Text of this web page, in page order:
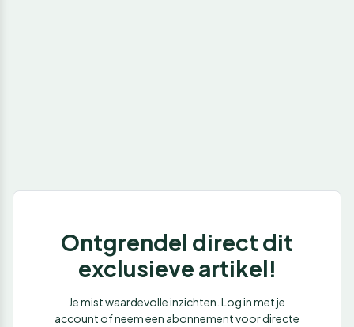
Ontgrendel direct dit
exclusieve artikel!
Je mist waardevolle inzichten. Log in met je
account of neem een abonnement voor directe